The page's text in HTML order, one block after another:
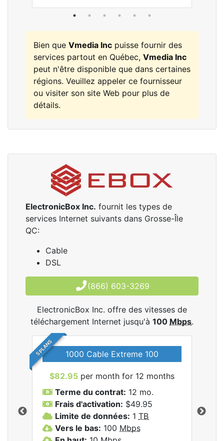
Bien que Vmedia Inc puisse fournir des
services partout en Québec, Vmedia Inc
peut n'être disponible que dans certaines
régions. Veuillez appeler ce fournisseur
ou visiter son site Web pour plus de
détails.
ElectronicBox Inc. fournit les types de
services Internet suivants dans Grosse-Île
QC:
Cable
DSL
(866) 603-3269
ElectronicBox Inc. offre des vitesses de
téléchargement Internet jusqu'à 100 Mbps.
5 PLANS 1000 Cable Extreme 100
$82.95 per month for 12 months
Terme du contrat: 12 mo.
Frais d'activation: $49.95
Limite de données: 1 TB
Vers le bas: 100 Mbps